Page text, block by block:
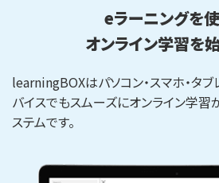
eラーニングを使
オンライン学習を始
learningBOXはパソコン・スマホ・タブ
バイスでもスムーズにオンライン学習
ステムです。